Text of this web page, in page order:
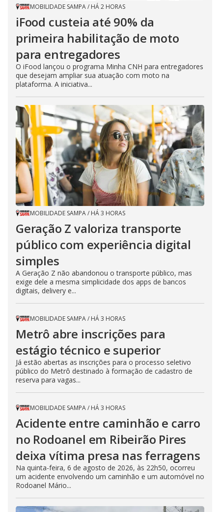
MOBILIDADE SAMPA/ HÁ 2 HORAS
iFood custeia até 90% da
primeira habilitação de moto
para entregadores
O iFood lançou o programa Minha CNH para entregadores
que desejam ampliar sua atuação com moto na
plataforma. A iniciativa...
MOBILIDADE SAMPA/ HÁ 3 HORAS
Geração Z valoriza transporte
público com experiência digital
simples
A Geração Z não abandonou o transporte público, mas
exige dele a mesma simplicidade dos apps de bancos
digitais, delivery e...
MOBILIDADE SAMPA/ HÁ 3 HORAS
Metrô abre inscrições para
estágio técnico e superior
Já estão abertas as inscrições para o processo seletivo
público do Metrô destinado à formação de cadastro de
reserva para vagas...
MOBILIDADE SAMPA/ HÁ 3 HORAS
Acidente entre caminhão e carro
no Rodoanel em Ribeirão Pires
deixa vítima presa nas ferragens
Na quinta-feira, 6 de agosto de 2026, às 22h50, ocorreu
um acidente envolvendo um caminhão e um automóvel no
Rodoanel Mário...